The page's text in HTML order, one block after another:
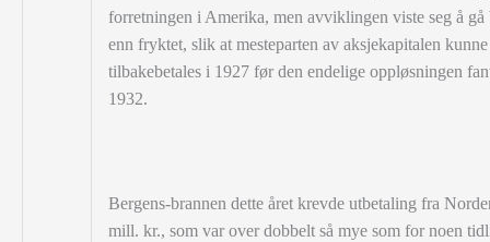
forretningen i Amerika, men avviklingen viste seg å gå
enn fryktet, slik at mesteparten av aksjekapitalen kunne
tilbakebetales i 1927 før den endelige oppløsningen
1932.
Bergens-brannen dette året krevde utbetaling fra
mill. kr., som var over dobbelt så mye som for noen